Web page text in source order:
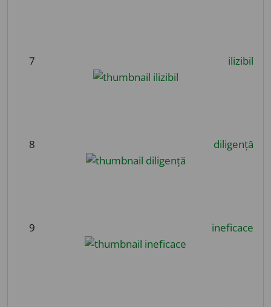
7 ilizibil
8 diligență
9 ineficace